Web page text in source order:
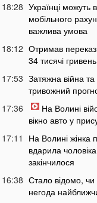
18:28 Українці можуть
мобільного
важлива умова
18:12 Отримав
34 тисячі гривень
17:53 Затяжна війна
тривожний
17:36
На Волині
вікно авто у
17:11
На Волині жінка
вдарила
закінчилося
16:38 Стало відомо,
негода